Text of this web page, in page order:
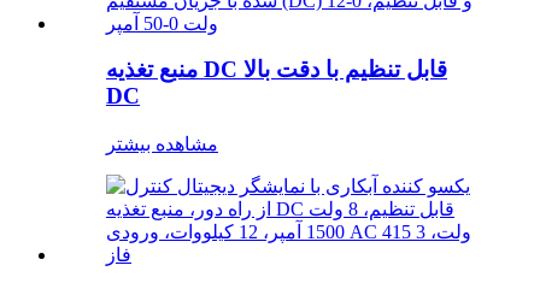
منبع تغذیه DC قابل تنظیم با دقت بالا
DC
مشاهده بیشتر